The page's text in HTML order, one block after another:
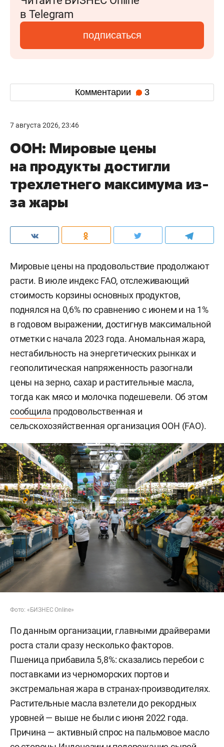
в Telegram
подписаться
Комментарии 3
7 августа 2026, 23:46
ООН: Мировые цены
на продукты достигли
трехлетнего максимума из-
за жары
Мировые цены на продовольствие продолжают
расти. В июле индекс FAO, отслеживающий
стоимость корзины основных продуктов,
поднялся на 0,6% по сравнению с июнем и на 1%
в годовом выражении, достигнув максимальной
отметки с начала 2023 года. Аномальная жара,
нестабильность на энергетических рынках и
геополитическая напряженность разогнали
цены на зерно, сахар и растительные масла,
тогда как мясо и молочка подешевели. Об этом
сообщила продовольственная и
сельскохозяйственная организация ООН (FAO).
Фото: «БИЗНЕС Online»
По данным организации, главными драйверами
роста стали сразу несколько факторов.
Пшеница прибавила 5,8%: сказались перебои с
поставками из черноморских портов и
экстремальная жара в странах-производителях.
Растительные масла взлетели до рекордных
уровней — выше не были с июня 2022 года.
Причина — активный спрос на пальмовое масло